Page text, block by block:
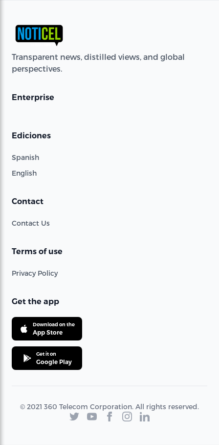
Transparent news, distilled views, and global
perspectives.
Enterprise
Ediciones
Spanish
English
Contact
Contact Us
Terms of use
Privacy Policy
Get the app
Download on the
App Store
Get it on
Google Play
© 2021 360 Telecom Corporation. All rights reserved.